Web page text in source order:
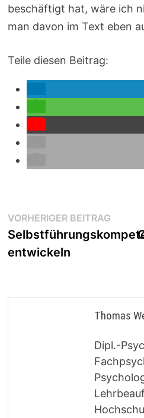
beschäftigt hat, wäre ich
man davon im Text eben
Teile diesen Beitrag:
Beitragsnavigation
VORHERIGER BEITRAG
entwickeln
Thomas
Dipl.-